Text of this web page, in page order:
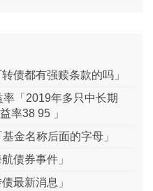
债都有强赎条款的吗」
「2019年多只中长期
率38 95 」
金名称后面的字母」
债券事件」
最新消息」